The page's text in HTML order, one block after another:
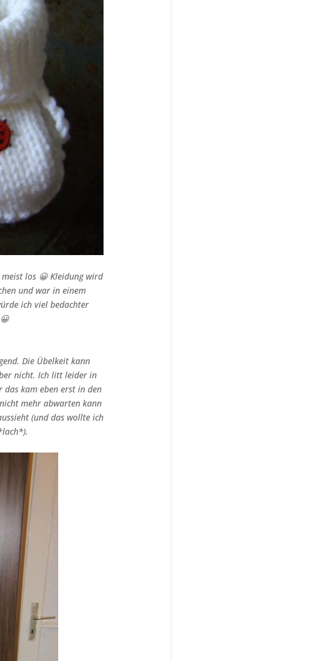
los 😀 Kleidung wird
und war in einem
ich viel bedachter
Die Übelkeit kann
nicht. Ich litt leider in
das kam eben erst in den
mehr abwarten kann
(und das wollte ich